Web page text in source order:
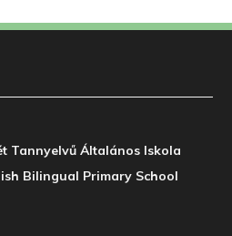
Tannyelvű Általános Iskola
Bilingual Primary School